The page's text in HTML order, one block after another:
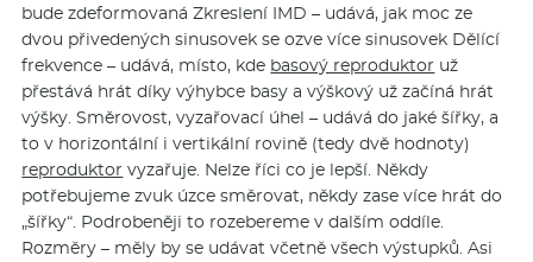
bude zdeformovaná Zkreslení IMD – udává, jak moc ze
dvou přivedených sinusovek se ozve více sinusovek Dělící
frekvence – udává, místo, kde basový reproduktor už
přestává hrát díky výhybce basy a výškový už začíná hrát
výšky. Směrovost, vyzařovací úhel – udává do jaké šířky, a
to v horizontální i vertikální rovině (tedy dvě hodnoty)
reproduktor vyzařuje. Nelze říci co je lepší. Někdy
potřebujeme zvuk úzce směrovat, někdy zase více hrát do
„šířky“. Podrobeněji to rozebereme v dalším oddíle.
Rozměry – měly by se udávat včetně všech výstupků. Asi